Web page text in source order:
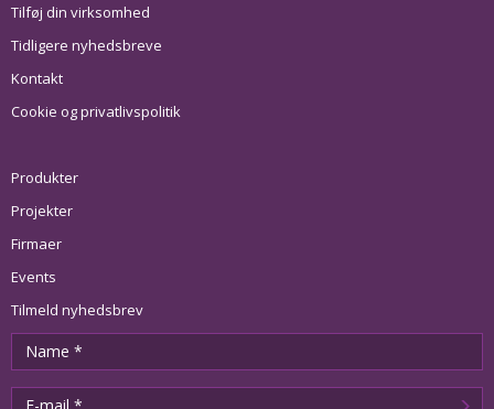
Tilføj din virksomhed
Tidligere nyhedsbreve
Kontakt
Cookie og privatlivspolitik
Produkter
Projekter
Firmaer
Events
Tilmeld nyhedsbrev